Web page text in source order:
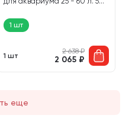
1 шт
1 шт
2 638₽
2 065 ₽
еще